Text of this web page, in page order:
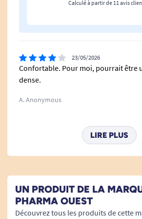
Voir tous les produits pour m'aider à éviter les
Calculé à partir de 11 avis
23/05/2026
Confortable. Pour moi, pourrait être
dense.
A. Anonymous
01/01/2026
Je connaissais déjà le coussin
23/02/2025
Un peu ferme à mon goût ! Je n'ai
LIRE PLUS
UN PRODUIT DE LA
PHARMA OUEST
Découvrez tous les produits de cette